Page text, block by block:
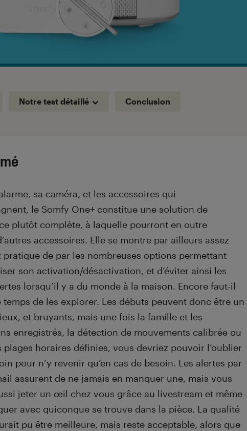
Notre test détaillé Conclusion
sa caméra, et les accessoires qui
le Somfy One+ constitue une solution de
plutôt complète, à laquelle pourront en outre
accessoires. Elle se montre par ailleurs assez
pratique de par les nombreuses options permettant
son activation/désactivation, et d’éviter ainsi les
lorsqu’il y a du monde à la maison. Encore faut-il
temps de les explorer. Les débuts peuvent donc être un
et bruyants, mais une fois la famille et les
enregistrés, la détection de mouvements calibrée ou
plages horaires définies, vous devriez pouvoir l’oublier
pour n’y revenir qu’en cas de besoin. Les alertes par
assurent de ne jamais en manquer une, mais vous
jeter un œil chez vous grâce au livestream et même
avec quiconque se trouve dans la pièce. La qualité
pu être meilleure, mais reste acceptable, alors que